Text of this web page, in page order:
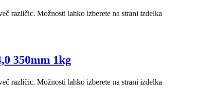
različic. Možnosti lahko izberete na strani izdelka
350mm 1kg
različic. Možnosti lahko izberete na strani izdelka